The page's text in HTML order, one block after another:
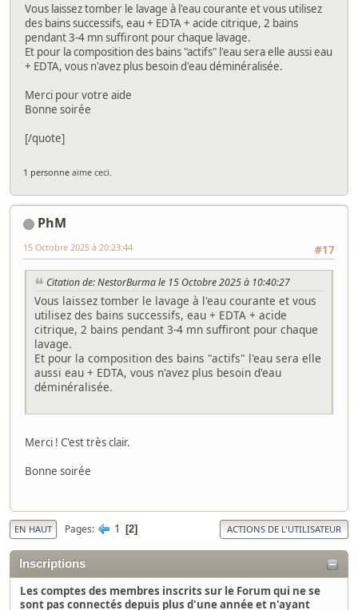
Inscriptions
Les comptes des membres inscrits sur le Forum qui ne se
sont pas connectés depuis plus d'une année et n'ayant
Vous laissez tomber le lavage à l'eau courante et vous utilisez
des bains successifs, eau + EDTA + acide citrique, 2 bains
pendant 3-4 mn suffiront pour chaque lavage.
Et pour la composition des bains "actifs" l'eau sera elle aussi eau
+ EDTA, vous n'avez plus besoin d'eau déminéralisée.
Merci pour votre aide
Bonne soirée
[/quote]
1 personne aime ceci.
PhM
#17
15 Octobre 2025 à 20:23:44
Citation de: NestorBurma le 15 Octobre 2025 à 10:40:27
Vous laissez tomber le lavage à l'eau courante et vous
utilisez des bains successifs, eau + EDTA + acide
citrique, 2 bains pendant 3-4 mn suffiront pour chaque
lavage.
Et pour la composition des bains "actifs" l'eau sera elle
aussi eau + EDTA, vous n'avez plus besoin d'eau
déminéralisée.
Merci ! C'est très clair.
Bonne soirée
EN HAUT Pages 1 2 ACTIONS DE L'UTILISATEUR